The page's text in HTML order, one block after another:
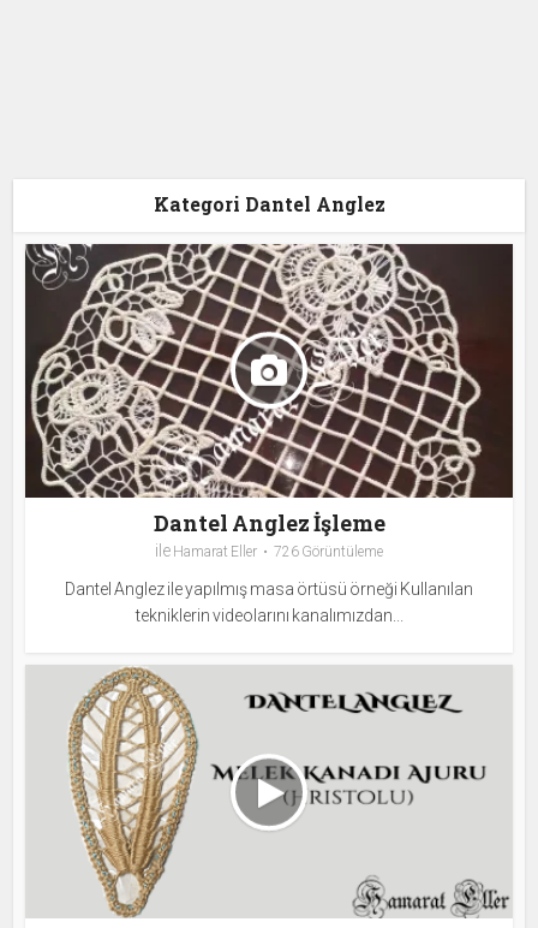
Kategori Dantel Anglez
Dantel Anglez İşleme
ile Hamarat Eller 726 Görüntüleme
Dantel Anglez ile yapılmış masa örtüsü örneği Kullanılan
tekniklerin videolarını kanalımızdan...